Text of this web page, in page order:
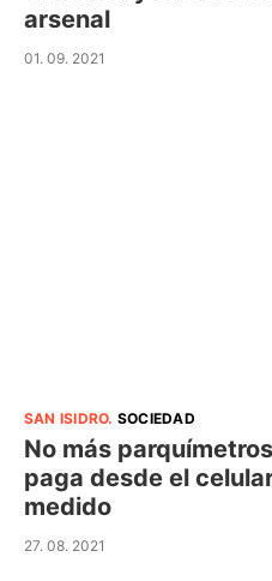
arsenal
01. 09. 2021
SAN ISIDRO. SOCIEDAD
No más
paga desde el
medido
27. 08. 2021